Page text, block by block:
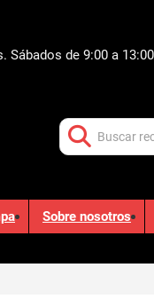
Sábados de 9:00 a 13:00
Sobre nosotros